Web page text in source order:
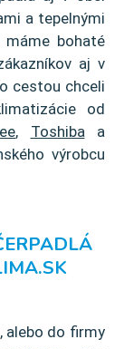
a tepelnými
bohaté
aj v
cestou chceli
od
, Toshiba a
výrobcu
alebo do firmy